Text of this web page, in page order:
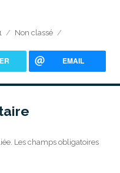
Catégories
Non classé
EMAIL
Les champs obligatoires